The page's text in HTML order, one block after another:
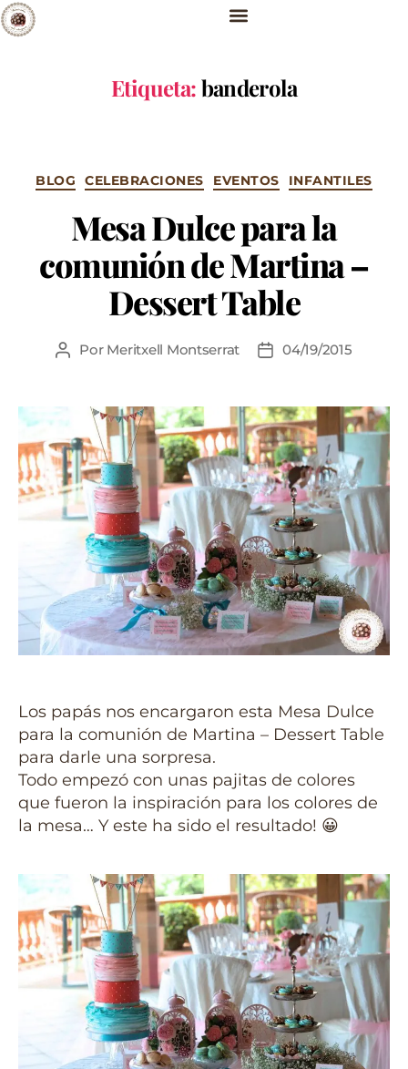
Etiqueta:banderola
BLOG CELEBRACIONES EVENTOS INFANTILES
Mesa Dulce para la
comunión de Martina –
Dessert Table
Por Meritxell Montserrat 04/19/2015
Los papás nos encargaron esta Mesa Dulce
para la comunión de Martina – Dessert Table
para darle una sorpresa.
Todo empezó con unas pajitas de colores
que fueron la inspiración para los colores de
la mesa… Y este ha sido el resultado! 😀